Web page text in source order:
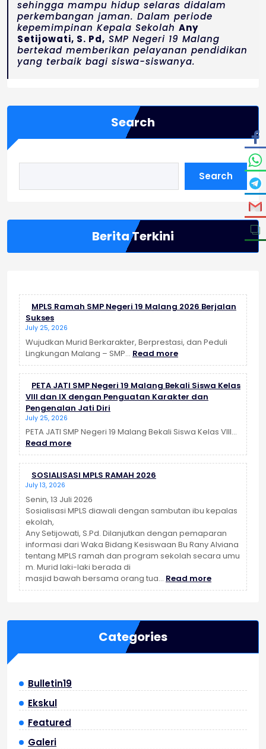
sehingga mampu hidup selaras didalam
perkembangan jaman. Dalam periode
kepemimpinan Kepala Sekolah Any
Setijowati, S. Pd, SMP Negeri 19 Malang
bertekad memberikan pelayanan pendidikan
yang terbaik bagi siswa-siswanya.
Search
Search
Berita Terkini
MPLS Ramah SMP Negeri 19 Malang 2026 Berjalan
Sukses
July 25, 2026
Wujudkan Murid Berkarakter, Berprestasi, dan Peduli
Lingkungan Malang – SMP… Read more:
MPLS
Ramah
SMP
Negeri
2026
Sukses
PETA JATI SMP Negeri 19 Malang Bekali Siswa Kelas
VIII dan IX dengan Penguatan Karakter dan
Pengenalan Jati Diri
July 25, 2026
PETA JATI SMP Negeri 19 Malang Bekali Siswa Kelas VIII…
Read more:
PETA
JATI
SMP
19
Malang
Siswa
Kelas
VIII
dan
IX
dengan
dan
Pengenalan
Diri
SOSIALISASI MPLS RAMAH 2026
July 13, 2026
Senin, 13 Juli 2026
Sosialisasi MPLS diawali dengan sambutan ibu kepalas
ekolah,
Any Setijowati, S.Pd. Dilanjutkan dengan pemaparan
informasi dari Waka Bidang Kesiswaan Bu Rany Alviana
tentang MPLS ramah dan program sekolah secara umu
m. Murid laki-laki berada di
masjid bawah bersama orang tua… Read more:
SOSIALISASI
2026
Categories
Bulletin19
Ekskul
Featured
Galeri